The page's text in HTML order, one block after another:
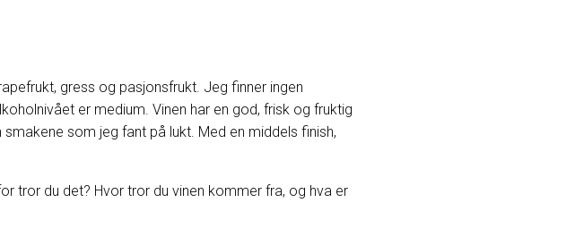
gress og pasjonsfrukt. Jeg finner ingen
er medium. Vinen har en god, frisk og fruktig
som jeg fant på lukt. Med en middels finish,
tror du det? Hvor tror du vinen kommer fra, og hva er